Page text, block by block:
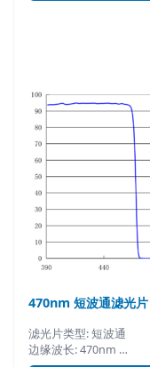
470nm 短波通滤光片
滤光片类型: 短波通
边缘波长: 470nm …